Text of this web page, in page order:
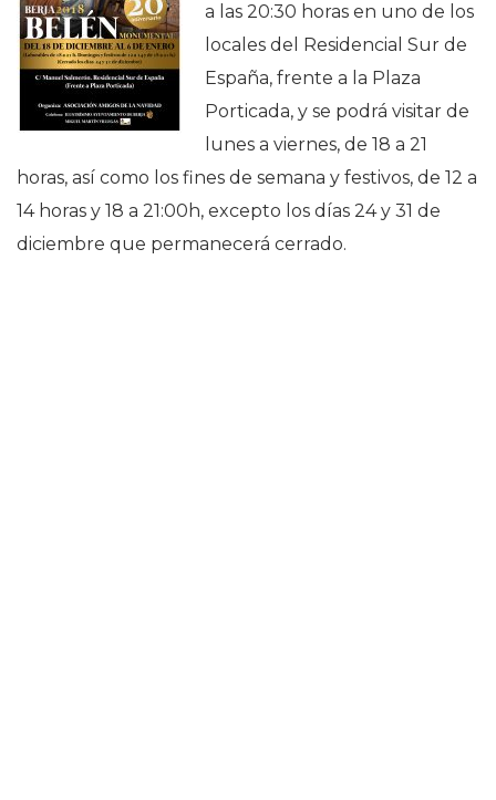
a las 20:30 horas en uno de los
locales del Residencial Sur de
España, frente a la Plaza
Porticada, y se podrá visitar de
lunes a viernes, de 18 a 21
horas, así como los fines de semana y festivos, de 12 a
14 horas y 18 a 21:00h, excepto los días 24 y 31 de
diciembre que permanecerá cerrado.